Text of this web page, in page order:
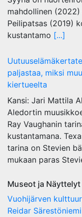
mahdollinen
Peilipatsas (2019)
kustantamo [...]
paljastaa, miksi
kiertueelta
Kansi: Jari Mattila
Aledortin
Ray Vaughanin
kustantamana.
tarina on Stevien
mukaan paras
Museot ja Näyttelyt
Vuohijärven
Reidar